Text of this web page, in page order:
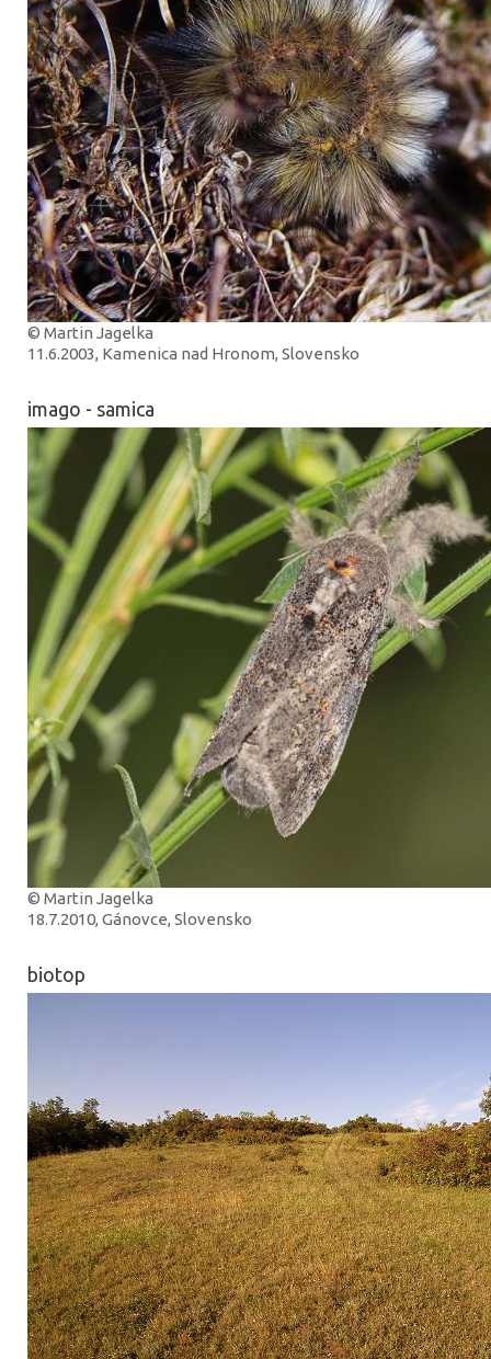
© Martin Jagelka
11.6.2003, Kamenica nad Hronom, Slovensko
imago - samica
© Martin Jagelka
18.7.2010, Gánovce, Slovensko
biotop